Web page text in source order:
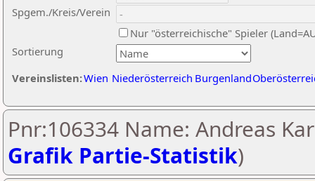
Sortierung
Spgem./Kreis/Verein
Nur "österreichische" Spieler
Vereinslisten:Wien Niederösterreich Burgenland
Pnr:106334 Name: Andreas
Grafik Partie-Statistik)